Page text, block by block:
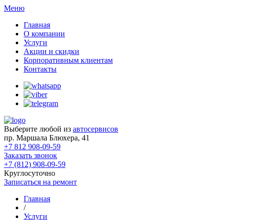
Меню
Главная
О компании
Услуги
Акции и скидки
Корпоративным клиентам
Контакты
Выберите любой из автосервисов
пр. Маршала Блюхера, 41
+7 812 908-09-59
Заказать звонок
+7 (812) 908-09-59
Круглосуточно
Записаться на ремонт
Главная
/
Услуги